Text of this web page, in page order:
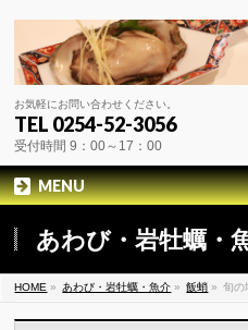
お気軽にお問い合わせください。
TEL 0254-52-3056
受付時間 9：00～17：00
MENU
あわび・岩牡蠣・
HOME » あわび・岩牡蠣・魚介 » 飯蛸 » 旬の